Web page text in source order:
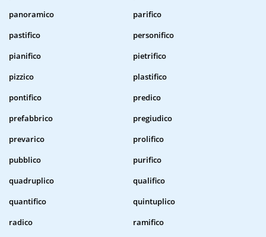
panoramico
parifico
pastifico
personifico
pianifico
pietrifico
pizzico
plastifico
pontifico
predico
prefabbrico
pregiudico
prevarico
prolifico
pubblico
purifico
quadruplico
qualifico
quantifico
quintuplico
radico
ramifico